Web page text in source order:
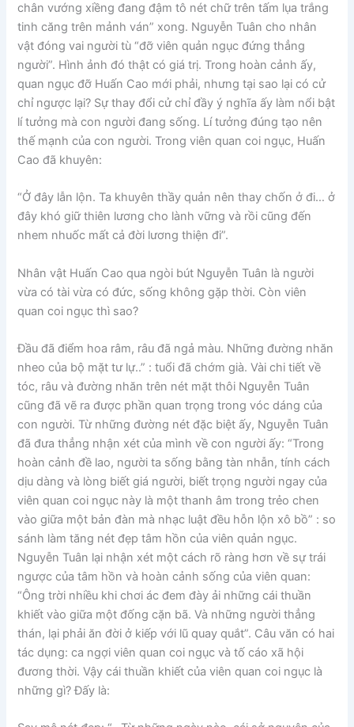
chân vướng xiềng đang đậm tô nét chữ trên tấm lụa trắng
tinh căng trên mảnh ván” xong. Nguyễn Tuân cho nhân
vật đóng vai người tù “đỡ viên quản ngục đứng thẳng
người”. Hình ảnh đó thật có giá trị. Trong hoàn cảnh ấy,
quan ngục đỡ Huấn Cao mới phải, nhưng tại sao lại có cử
chỉ ngược lại? Sự thay đổi cử chỉ đầy ý nghĩa ấy làm nổi bật
lí tưởng mà con người đang sống. Lí tưởng đúng tạo nên
thế mạnh của con người. Trong viên quan coi ngục, Huấn
Cao đã khuyên:
“Ở đây lẫn lộn. Ta khuyên thầy quản nên thay chốn ở đi… ở
đây khó giữ thiên lương cho lành vững và rồi cũng đến
nhem nhuốc mất cả đời lương thiện đi”.
Nhân vật Huấn Cao qua ngòi bút Nguyễn Tuân là người
vừa có tài vừa có đức, sống không gặp thời. Còn viên
quan coi ngục thì sao?
Đầu đã điểm hoa râm, râu đã ngả màu. Những đường nhăn
nheo của bộ mặt tư lự..” : tuổi đã chớm già. Vài chi tiết về
tóc, râu và đường nhăn trên nét mặt thôi Nguyễn Tuân
cũng đã vẽ ra được phần quan trọng trong vóc dáng của
con người. Từ những đường nét đặc biệt ấy, Nguyễn Tuân
đã đưa thẳng nhận xét của mình về con người ấy: “Trong
hoàn cảnh đề lao, người ta sống bằng tàn nhẫn, tính cách
dịu dàng và lòng biết giá người, biết trọng người ngay của
viên quan coi ngục này là một thanh âm trong trẻo chen
vào giữa một bản đàn mà nhạc luật đều hỗn lộn xô bồ” : so
sánh làm tăng nét đẹp tâm hồn của viên quản ngục.
Nguyễn Tuân lại nhận xét một cách rõ ràng hơn về sự trái
ngược của tâm hồn và hoàn cảnh sống của viên quan:
“Ông trời nhiều khi chơi ác đem đày ải những cái thuần
khiết vào giữa một đống cặn bã. Và những người thẳng
thán, lại phải ăn đời ở kiếp với lũ quay quắt”. Câu văn có hai
tác dụng: ca ngợi viên quan coi ngục và tố cáo xã hội
đương thời. Vậy cái thuần khiết của viên quan coi ngục là
những gì? Đấy là: